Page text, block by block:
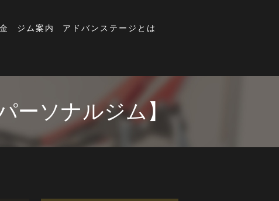
ジム案内
アドバンステージとは
ーソナルジム】